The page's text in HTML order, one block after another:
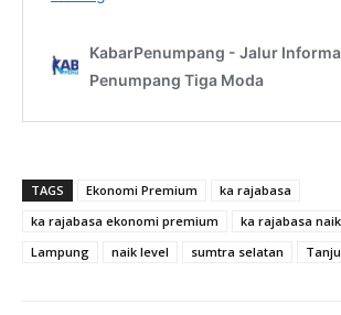
TAGS Ekonomi Premium
ka rajabasa
ka rajabasa ekonomi premium
ka rajabasa
Lampung
naik level sumtra selatan